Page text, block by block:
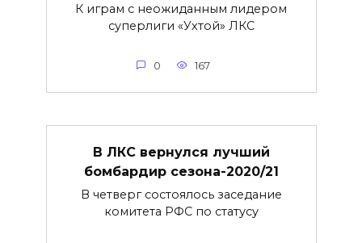
К играм с неожиданным лидером
суперлиги «Ухтой» ЛКС
0 167
В ЛКС вернулся лучший
бомбардир сезона-2020/21
В четверг состоялось заседание
комитета РФС по статусу